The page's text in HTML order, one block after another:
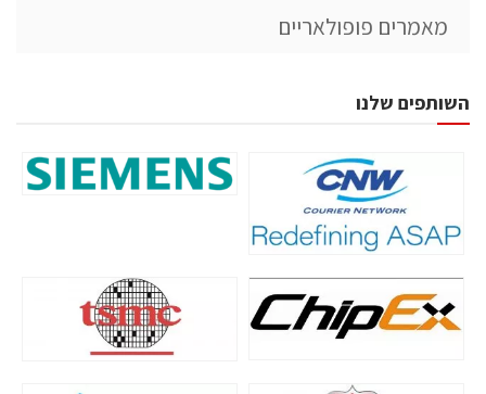
מאמרים פופולאריים
השותפים שלנו